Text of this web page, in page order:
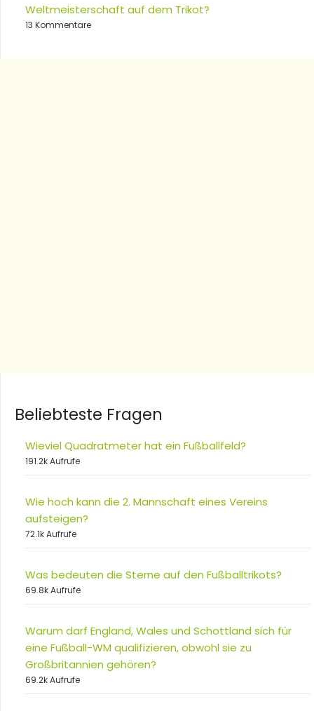
Weltmeisterschaft auf dem Trikot?
13 Kommentare
Beliebteste Fragen
Wieviel Quadratmeter hat ein Fußballfeld?
191.2k Aufrufe
Wie hoch kann die 2. Mannschaft eines Vereins
aufsteigen?
72.1k Aufrufe
Was bedeuten die Sterne auf den Fußballtrikots?
69.8k Aufrufe
Warum darf England, Wales und Schottland sich für
eine Fußball-WM qualifizieren, obwohl sie zu
Großbritannien gehören?
69.2k Aufrufe